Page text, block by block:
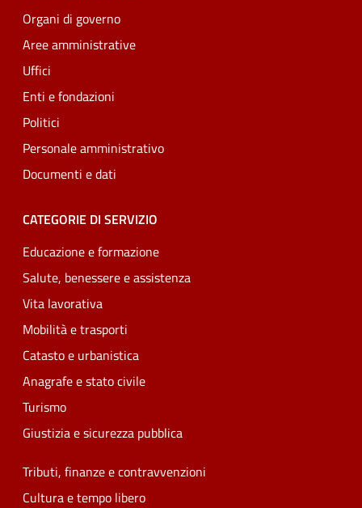
Organi di governo
Aree amministrative
Uffici
Enti e fondazioni
Politici
Personale amministrativo
Documenti e dati
CATEGORIE DI SERVIZIO
Educazione e formazione
Salute, benessere e assistenza
Vita lavorativa
Mobilità e trasporti
Catasto e urbanistica
Anagrafe e stato civile
Turismo
Giustizia e sicurezza pubblica
Tributi, finanze e contravvenzioni
Cultura e tempo libero